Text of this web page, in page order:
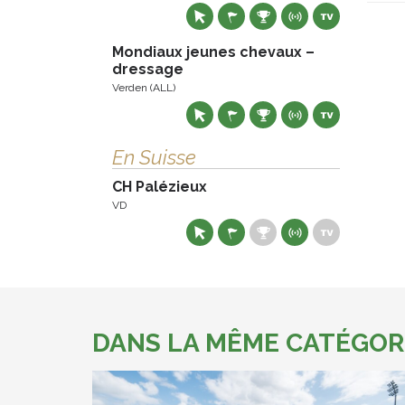
Mondiaux jeunes chevaux –
dressage
Verden (ALL)
En Suisse
CH Palézieux
VD
DANS LA MÊME